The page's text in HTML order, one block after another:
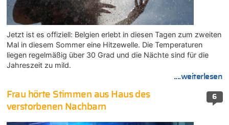
Jetzt ist es offiziell: Belgien erlebt in diesen Tagen zum zweiten
Mal in diesem Sommer eine Hitzewelle. Die Temperaturen
liegen regelmäßig über 30 Grad und die Nächte sind für die
Jahreszeit zu mild.
....weiterlesen
6
Frau hörte Stimmen aus Haus des
verstorbenen Nachbarn